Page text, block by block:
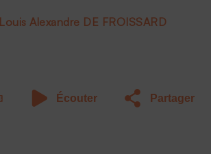
Louis Alexandre DE FROISSARD
Écouter Partager